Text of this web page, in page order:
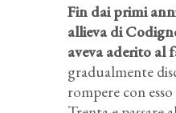
Fin dai primi
allieva di
aveva aderito al
gradualmente
rompere con